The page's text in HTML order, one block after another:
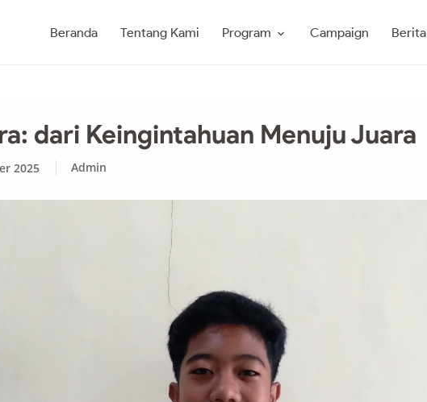
Beranda Tentang Kami Program Campaign Berita
dari Keingintahuan Menuju Juara
2025 Admin